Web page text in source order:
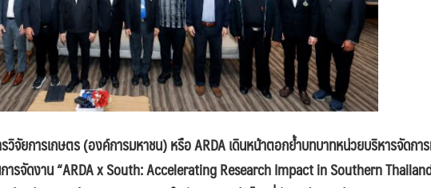
ยการเกษตร (องค์การมหาชน) หรือ ARDA เดินหน้าตอกย้ำบทบาทหน่วยบริหารจัดกา
ารจัดงาน “ARDA x South: Accelerating Research Impact in Southern